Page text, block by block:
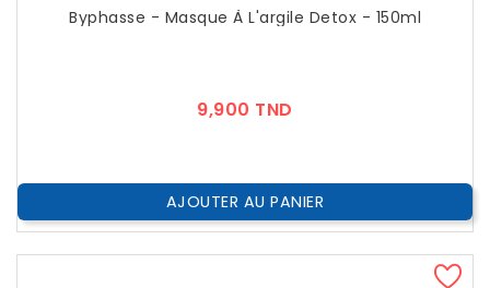
Byphasse - Masque À L'argile Detox - 150ml
9,900 TND
AJOUTER AU PANIER